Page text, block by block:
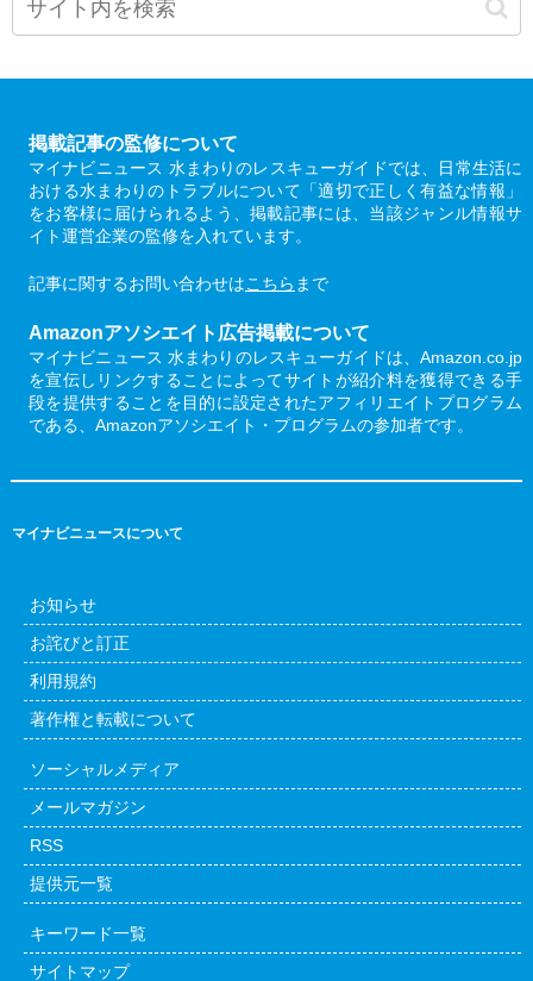
掲載記事の監修について
マイナビニュース 水まわりのレスキューガイドでは、日常生活に
おける水まわりのトラブルについて「適切で正しく有益な情報」
をお客様に届けられるよう、掲載記事には、当該ジャンル情報サ
イト運営企業の監修を入れています。
記事に関するお問い合わせはこちら まで
Amazonアソシエイト広告掲載について
マイナビニュース 水まわりのレスキューガイドは、Amazon.co.jp
を宣伝しリンクすることによってサイトが紹介料を獲得できる手
段を提供することを目的に設定されたアフィリエイトプログラム
である、Amazonアソシエイト・プログラムの参加者です。
マイナビニュースについて
お知らせ
お詫びと訂正
利用規約
著作権と転載について
ソーシャルメディア
メールマガジン
RSS
提供元一覧
キーワード一覧
サイトマップ